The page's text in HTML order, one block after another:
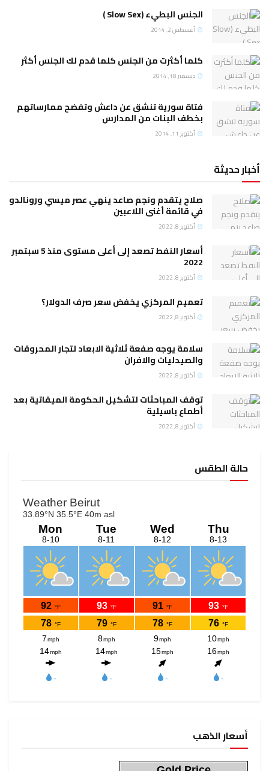
الجنس البطيء (Slow Sex )
أغسطس 2, 2014
كلما أكثرت من الجنس كلما قدم لك الجنس أكثر
ديسمبر 18, 2014
فتاة سورية تنشق عن داعش وتفضح ممارساتهم
بخطف البنات من المدارس
أكتوبر 11, 2014
أخبار حديثة
صلاح يتقدم ونجم صاعد ينهي عصر ميسي ورونالدو
في قائمة أغنى اللاعبين
أكتوبر 8, 2022
أسعار النفط تصعد إلى أعلى مستوى منذ 5 سبتمبر
2022
أكتوبر 8, 2022
تعميم المركزي يخفض سعر صرف الدولار؟
أكتوبر 8, 2022
سلامة يوجه صفعة ثلاثية الابعاد لتجار المحروقات
والصيدليات والافران
أكتوبر 8, 2022
توقف المباحثات لتشكيل الحكومة الميقاتية بعد
أطماع باسيلية
أكتوبر 8, 2022
حالة الطقس
أسعار الذهب